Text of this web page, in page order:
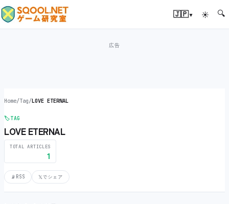
🇯🇵▾ ☀ 🔍
Home/Tag/LOVE ETERNAL
🏷️TAG
LOVE ETERNAL
TOTAL ARTICLES
1
📡 RSS 𝕏でシェア